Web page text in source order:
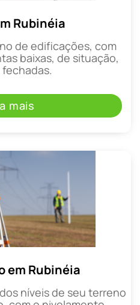
Rubinéia
de edificações, com
baixas, de situação,
mais
em Rubinéia
níveis de seu terreno